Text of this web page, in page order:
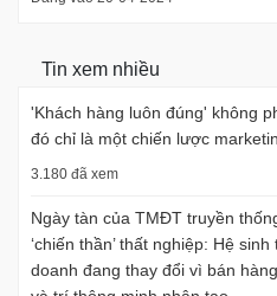
Tin xem nhiều
'Khách hàng luôn đúng' không
đó chỉ là một chiến lược
3.180 đã xem
Ngày tàn của TMĐT truyền
‘chiến thần’ thất nghiệp: Hệ sinh
doanh đang thay đổi vì bán